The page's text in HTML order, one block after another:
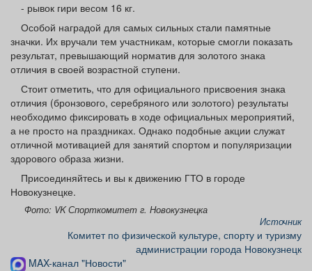
- рывок гири весом 16 кг.
Особой наградой для самых сильных стали памятные
значки. Их вручали тем участникам, которые смогли показать
результат, превышающий норматив для золотого знака
отличия в своей возрастной ступени.
Стоит отметить, что для официального присвоения знака
отличия (бронзового, серебряного или золотого) результаты
необходимо фиксировать в ходе официальных мероприятий,
а не просто на праздниках. Однако подобные акции служат
отличной мотивацией для занятий спортом и популяризации
здорового образа жизни.
Присоединяйтесь и вы к движению ГТО в городе
Новокузнецке.
Фото: VK Спорткомитет г. Новокузнецка
Источник
Комитет по физической культуре, спорту и туризму
администрации города Новокузнецк
MAX-канал "Новости"